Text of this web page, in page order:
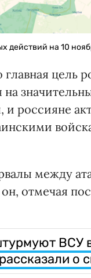
действий на 10
цель
на
россияне
между
отмечая
ВСУ
о